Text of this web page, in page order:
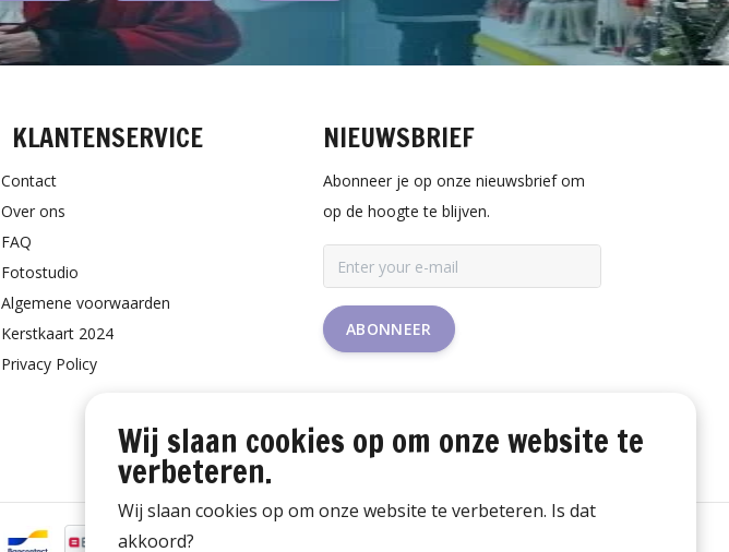
KLANTENSERVICE
Contact
Over ons
FAQ
Fotostudio
Algemene voorwaarden
Kerstkaart 2024
Privacy Policy
NIEUWSBRIEF
Abonneer je op onze nieuwsbrief om
op de hoogte te blijven.
ABONNEER
Wij slaan cookies op om onze website te
verbeteren.
Wij slaan cookies op om onze website te verbeteren. Is dat
akkoord?